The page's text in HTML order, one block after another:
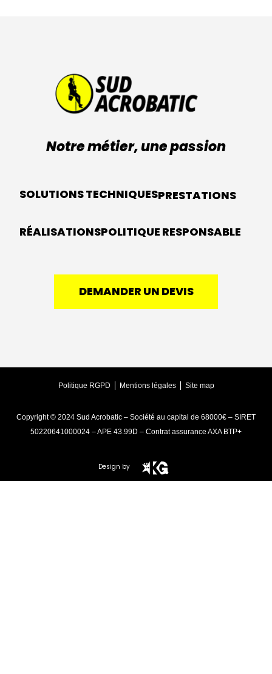
Notre métier, une passion
SOLUTIONS TECHNIQUESPRESTATIONS
RÉALISATIONSPOLITIQUE RESPONSABLE
DEMANDER UN DEVIS
Politique RGPD Mentions légales Site map
Copyright © 2024 Sud Acrobatic – Société au capital de 68000€ – SIRET
50220641000024 – APE 43.99D – Contrat assurance AXA BTP+
Design by